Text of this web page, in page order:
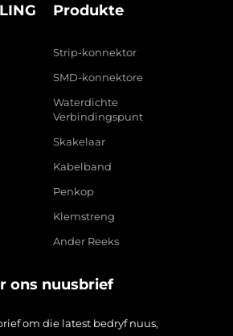
Produkte
Strip-konnektor
SMD-konnektore
Waterdichte
Verbindingspunt
Skakelaar
Kabelband
Penkop
Klemstreng
Ander Reeks
ons nuusbrief
om die latest bedryf nuus,